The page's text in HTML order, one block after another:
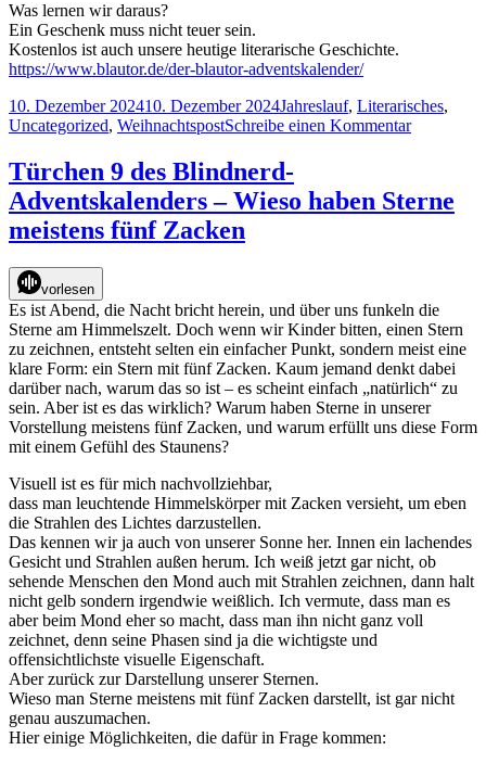
Was lernen wir daraus?
Ein Geschenk muss nicht teuer sein.
Kostenlos ist auch unsere heutige literarische Geschichte.
https://www.blautor.de/der-blautor-adventskalender/
Veröffentlicht
am
10. Dezember 202410. Dezember 2024Kategorien
Jahreslauf, Literarisches,
Uncategorized, WeihnachtspostSchreibe einen Kommentarzu
Blindnerd-
Türchen 9 des Blindnerd-
Adventskalenders – Wieso haben Sterne
meistens fünf Zacken
vorlesen
Es ist Abend, die Nacht bricht herein, und über uns funkeln die
Sterne am Himmelszelt. Doch wenn wir Kinder bitten, einen Stern
zu zeichnen, entsteht selten ein einfacher Punkt, sondern meist eine
klare Form: ein Stern mit fünf Zacken. Kaum jemand denkt dabei
darüber nach, warum das so ist – es scheint einfach „natürlich“ zu
sein. Aber ist es das wirklich? Warum haben Sterne in unserer
Vorstellung meistens fünf Zacken, und warum erfüllt uns diese Form
mit einem Gefühl des Staunens?
Visuell ist es für mich nachvollziehbar,
dass man leuchtende Himmelskörper mit Zacken versieht, um eben
die Strahlen des Lichtes darzustellen.
Das kennen wir ja auch von unserer Sonne her. Innen ein lachendes
Gesicht und Strahlen außen herum. Ich weiß jetzt gar nicht, ob
sehende Menschen den Mond auch mit Strahlen zeichnen, dann halt
nicht gelb sondern irgendwie weißlich. Ich vermute, dass man es
aber beim Mond eher so macht, dass man ihn nicht ganz voll
zeichnet, denn seine Phasen sind ja die wichtigste und
offensichtlichste visuelle Eigenschaft.
Aber zurück zur Darstellung unserer Sternen.
Wieso man Sterne meistens mit fünf Zacken darstellt, ist gar nicht
genau auszumachen.
Hier einige Möglichkeiten, die dafür in Frage kommen: